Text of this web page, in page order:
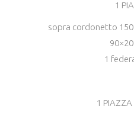
1
sopra cordonetto
1
1 PIAZZA